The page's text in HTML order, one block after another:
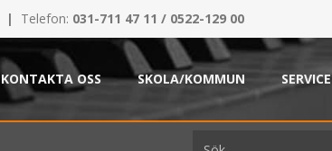
| Telefon: 031-711 47 11 / 0522-129 00
KONTAKTA OSS SKOLA/KOMMUN SERVICE